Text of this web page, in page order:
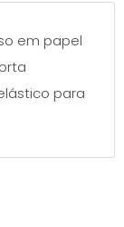
em papel
para